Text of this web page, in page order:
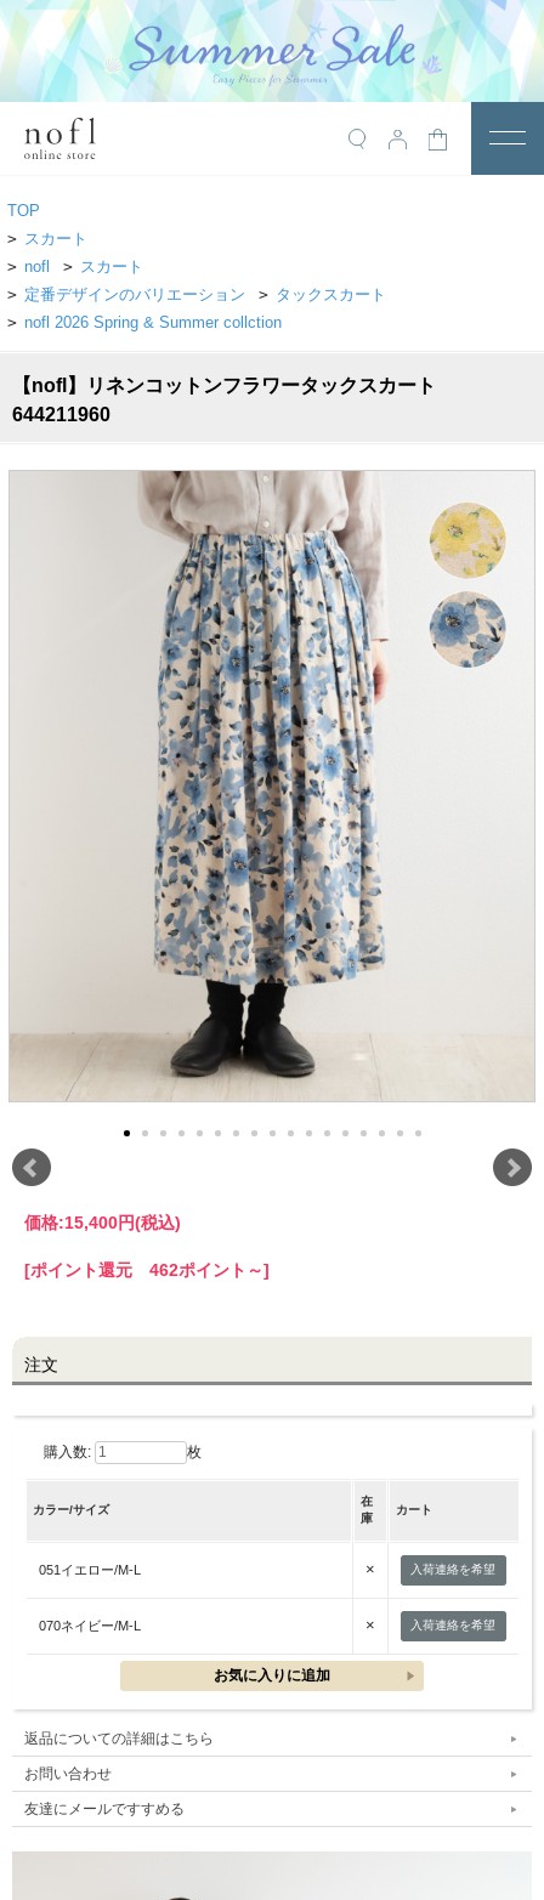
￥10,800税込以上で送料無料
アウター
ワンピース
サロペット
スカート
レギンス・インナー
服飾雑貨
全てのアイテム
SALE ITEM
福袋
ブランド
マイページ
お買い物カゴ
配送遅延情報
ご利用について
実店舗のご案内
FOLLOW US ON
brand site
TOP
> スカート
> nofl > スカート
> 定番デザインのバリエーション > タックスカート
> nofl 2026 Spring & Summer collction
【nofl】リネンコットンフラワータックスカート
644211960
価格:15,400円(税込)
[ポイント還元 462ポイント～]
注文
購入数: 枚
カラー/サイズ
在
庫
カート
051イエロー/M-L × 入荷連絡を希望
070ネイビー/M-L × 入荷連絡を希望
返品についての詳細はこちら
お問い合わせ
友達にメールですすめる